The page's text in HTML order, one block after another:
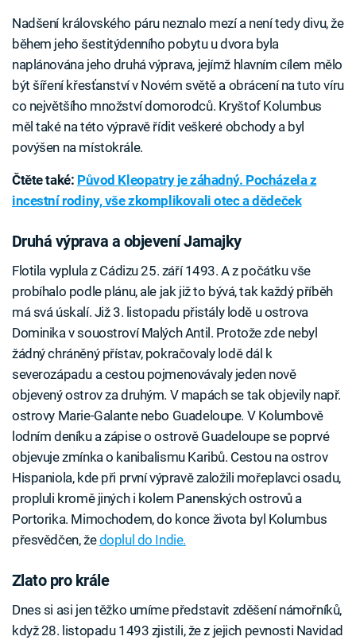
Nadšení královského páru neznalo mezí a není tedy divu, že
během jeho šestitýdenního pobytu u dvora byla
naplánována jeho druhá výprava, jejímž hlavním cílem mělo
být šíření křesťanství v Novém světě a obrácení na tuto víru
co největšího množství domorodců. Kryštof Kolumbus
měl také na této výpravě řídit veškeré obchody a byl
povýšen na místokrále.
Čtěte také: Původ Kleopatry je záhadný. Pocházela z
incestní rodiny, vše zkomplikovali otec a dědeček
Druhá výprava a objevení Jamajky
Flotila vyplula z Cádizu 25. září 1493. A z počátku vše
probíhalo podle plánu, ale jak již to bývá, tak každý příběh
má svá úskalí. Již 3. listopadu přistály lodě u ostrova
Dominika v souostroví Malých Antil. Protože zde nebyl
žádný chráněný přístav, pokračovaly lodě dál k
severozápadu a cestou pojmenovávaly jeden nově
objevený ostrov za druhým. V mapách se tak objevily např.
ostrovy Marie-Galante nebo Guadeloupe. V Kolumbově
lodním deníku a zápise o ostrově Guadeloupe se poprvé
objevuje zmínka o kanibalismu Karibů. Cestou na ostrov
Hispaniola, kde při první výpravě založili mořeplavci osadu,
propluli kromě jiných i kolem Panenských ostrovů a
Portorika. Mimochodem, do konce života byl Kolumbus
přesvědčen, žedoplul do Indie.
Zlato pro krále
Dnes si asi jen těžko umíme představit zděšení námořníků,
když 28. listopadu 1493 zjistili, že z jejich pevnosti Navidad